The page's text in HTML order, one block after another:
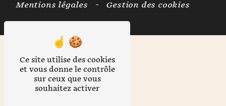
Mentions légales
- Gestion des cookies
Ce site utilise des cookies
et vous donne le contrôle
sur ceux que vous
souhaitez activer